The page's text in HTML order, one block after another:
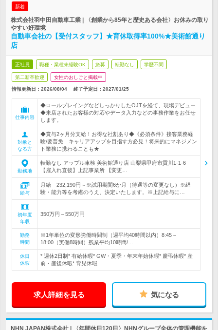
新着
株式会社羽中田自動車工業 | 〈創業から85年と歴史ある会社〉お休みの取り
やすい好環境
自動車会社の【受付スタッフ】★育休取得率100%★美術館通り
店
正社員 職種・業種未経験OK 急募 転勤なし 学歴不問
第二新卒歓迎 女性のおしごと掲載中
情報更新日：2026/08/04 終了予定日： 2027/01/25
仕事内容
◆ロールプレイングなどしっかりしたOJTを経て、現場デビュー
◆来店されたお客様の対応やデータ入力などの事務作業をお任せ
します。
対象と
なる方
◆賞与2ヶ月分支給！お得な社割あり◆《必須条件》接客業務経
験/要普免 キャリアアップを目指す方必見！将来的にマネジメン
ト業務に携わることも★
勤務地
転勤なし アップル車検 美術館通り店 山梨県甲府市貢川1-1-6
【雇入れ直後】上記事業所 【変更…
給与
月給 232,190円～※試用期間6か月（待遇等の変更なし）※経
験・能力等を考慮のうえ、決定いたします。※上記給与に…
初年度
年収
350万円～550万円
勤務
時間
※1年単位の変形労働時間制（週平均40時間以内）8:45～
18:00（実働8時間）残業平均10時間/…
休日
休暇
* 週休2日制* 有給休暇* GW・夏季・年末年始休暇* 慶弔休暇* 産
前・産後休暇* 育児休暇
求人詳細を見る 気になる
NHN JAPAN株式会社 | 〈年間休日120日〉NHNグループ全体の管理機能を